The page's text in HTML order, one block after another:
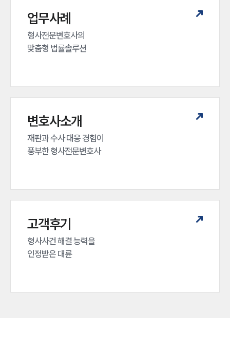
업무사례
형사전문변호사의
맞춤형 법률솔루션
변호사소개
재판과 수사 대응 경험이
풍부한 형사전문변호사
고객후기
형사사건 해결 능력을
인정받은 대륜